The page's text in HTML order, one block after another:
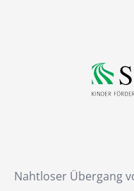
Nahtloser Übergang